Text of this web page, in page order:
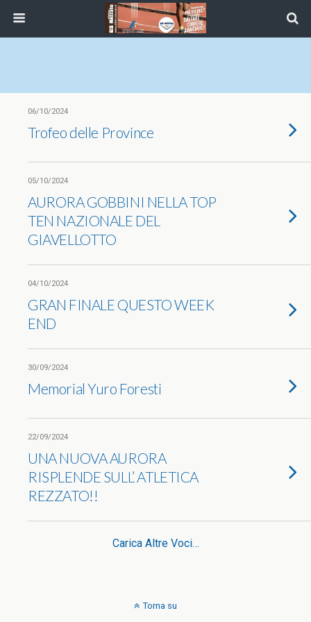
06/10/2024
Trofeo delle Province
05/10/2024
AURORA GOBBINI NELLA TOP
TEN NAZIONALE DEL
GIAVELLOTTO
04/10/2024
GRAN FINALE QUESTO WEEK
END
30/09/2024
Memorial Yuro Foresti
22/09/2024
UNA NUOVA AURORA
RISPLENDE SULL’ ATLETICA
REZZATO!!
Carica Altre Voci…
Torna su